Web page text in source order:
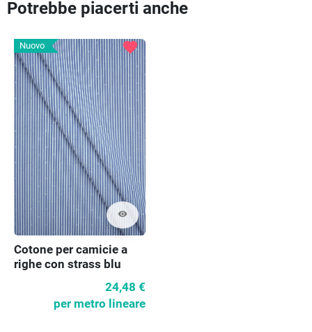
Potrebbe piacerti anche
Nuovo
visibility
favorite
Cotone per camicie a
righe con strass blu
24,48 €
per metro lineare